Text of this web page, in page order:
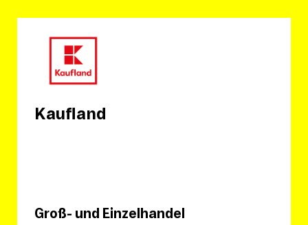
Kaufland
Groß- und Einzelhandel